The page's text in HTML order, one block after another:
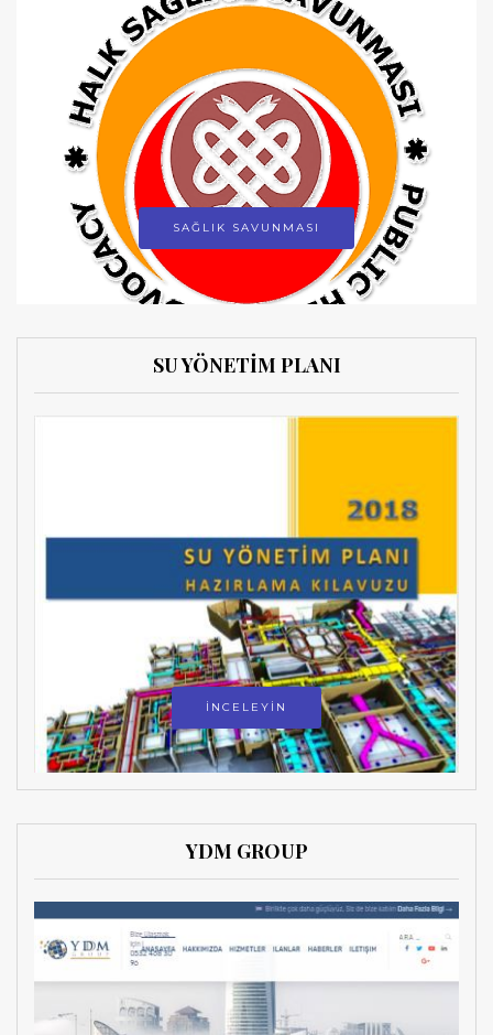
SAĞLIK SAVUNMASI
SU YÖNETİM PLANI
İNCELEYİN
YDM GROUP